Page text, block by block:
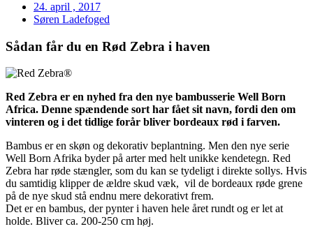
24. april , 2017
Søren Ladefoged
Sådan får du en Rød Zebra i haven
Red Zebra er en nyhed fra den nye bambusserie Well Born
Africa. Denne spændende sort har fået sit navn, fordi den om
vinteren og i det tidlige forår bliver bordeaux rød i farven.
Bambus er en skøn og dekorativ beplantning. Men den nye serie
Well Born Afrika byder på arter med helt unikke kendetegn. Red
Zebra har røde stængler, som du kan se tydeligt i direkte sollys. Hvis
du samtidig klipper de ældre skud væk, vil de bordeaux røde grene
på de nye skud stå endnu mere dekorativt frem.
Det er en bambus, der pynter i haven hele året rundt og er let at
holde. Bliver ca. 200-250 cm høj.